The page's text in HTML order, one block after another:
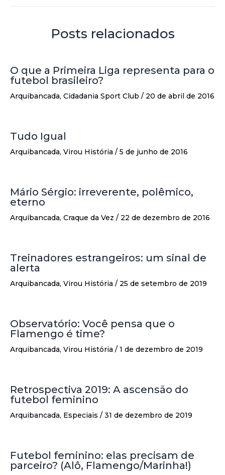
Posts relacionados
O que a Primeira Liga representa para o
futebol brasileiro?
Arquibancada, Cidadania Sport Club / 20 de abril de 2016
Tudo Igual
Arquibancada, Virou História / 5 de junho de 2016
Mário Sérgio: irreverente, polêmico,
eterno
Arquibancada, Craque da Vez / 22 de dezembro de 2016
Treinadores estrangeiros: um sinal de
alerta
Arquibancada, Virou História / 25 de setembro de 2019
Observatório: Você pensa que o
Flamengo é time?
Arquibancada, Virou História / 1 de dezembro de 2019
Retrospectiva 2019: A ascensão do
futebol feminino
Arquibancada, Especiais / 31 de dezembro de 2019
Futebol feminino: elas precisam de
parceiro? (Alô, Flamengo/Marinha!)